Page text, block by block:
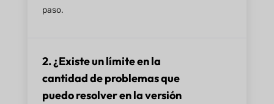
paso.
2. ¿Existe un límite en la
cantidad de problemas que
puedo resolver en la versión